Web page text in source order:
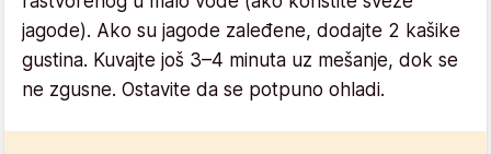
jagode). Ako su jagode zaleđene, dodajte 2 kašike
gustina. Kuvajte još 3–4 minuta uz mešanje, dok se
ne zgusne. Ostavite da se potpuno ohladi.